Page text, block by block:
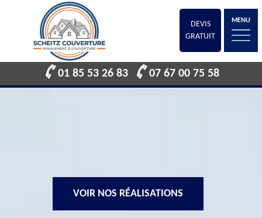
DEVIS
GRATUIT
MENU
01 85 53 26 83 07 67 00 75 58
VOIR NOS RÉALISATIONS